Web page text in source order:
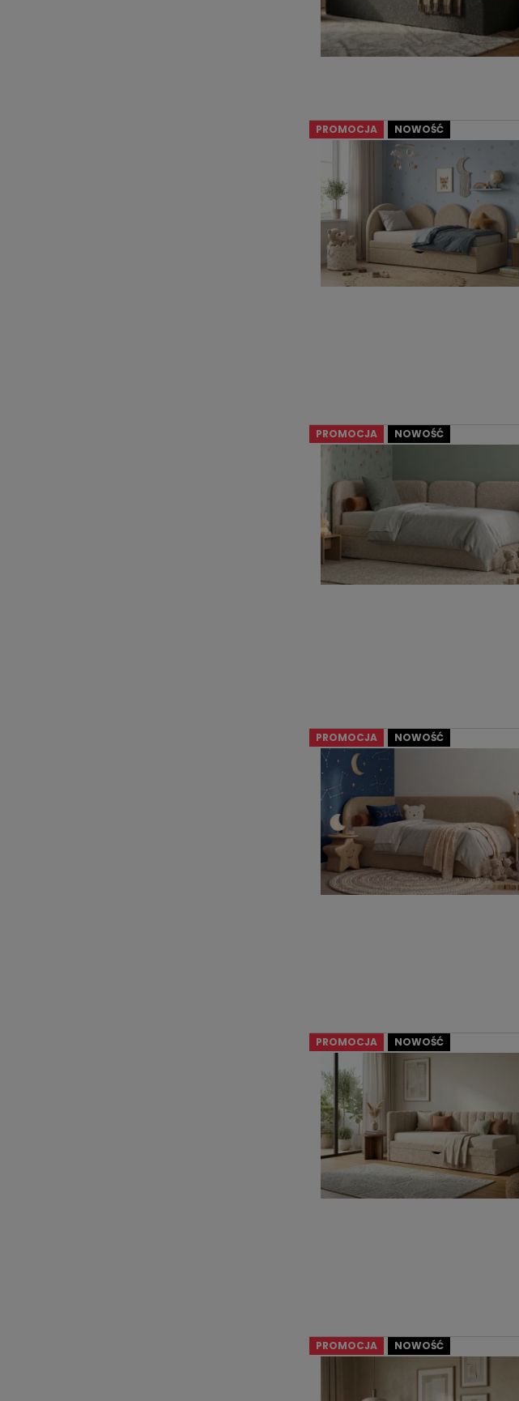
PROMOCJA NOWOŚĆ
PROMOCJA NOWOŚĆ
PROMOCJA NOWOŚĆ
PROMOCJA NOWOŚĆ
PROMOCJA NOWOŚĆ